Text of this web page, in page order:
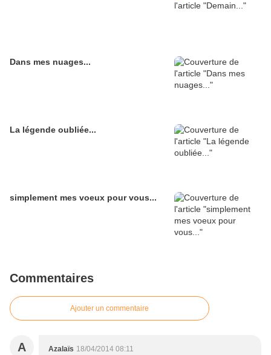
Dans mes nuages...
La légende oubliée...
simplement mes voeux pour vous...
Commentaires
Ajouter un commentaire
A Azalaïs 18/04/2014 08:11